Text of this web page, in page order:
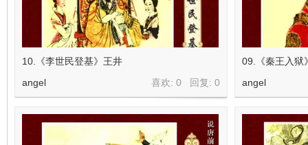
10.《李世民登基》王井
喜欢: 0 回复: 0
angel
09.《秦王入狱
angel